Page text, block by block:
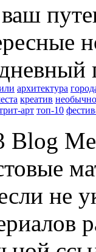
архитектура
креатив
арт топ-10
Blog
не